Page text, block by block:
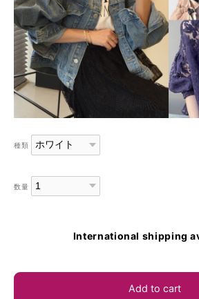
種類
数量
International shipping
Add to cart